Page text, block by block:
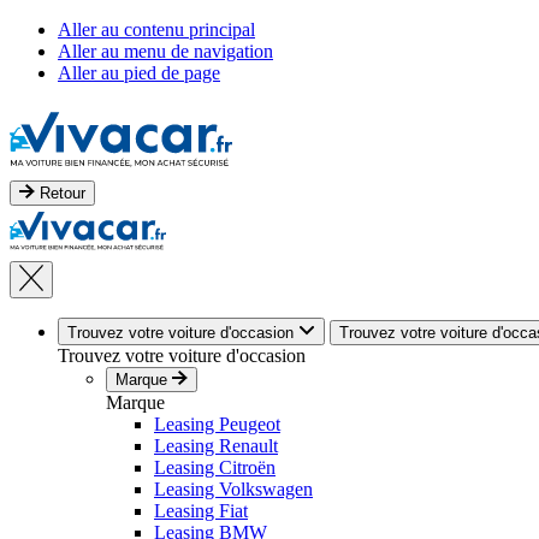
Aller au contenu principal
Aller au menu de navigation
Aller au pied de page
Retour
Trouvez votre voiture d'occasion Trouvez votre voiture
Trouvez votre voiture d'occasion
Marque
Marque
Leasing Peugeot
Leasing Renault
Leasing Citroën
Leasing Volkswagen
Leasing Fiat
Leasing BMW